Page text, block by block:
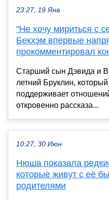
23:27, 19 Янв
"Не хочу мириться с
Бекхэм впервые
прокомментировал
Старший сын Дэвида и
летний Бруклин,
поддерживает
откровенно рассказа...
10:27, 30 Июн
Нюша показала
которые живут с её
родителями